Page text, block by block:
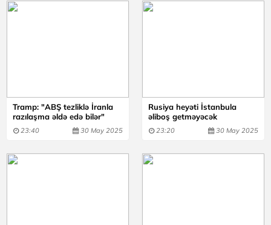
Tramp: "ABŞ tezliklə İranla
razılaşma əldə edə bilər"
23:40 30 May 2025
Rusiya heyəti İstanbula
əliboş getməyəcək
23:20 30 May 2025